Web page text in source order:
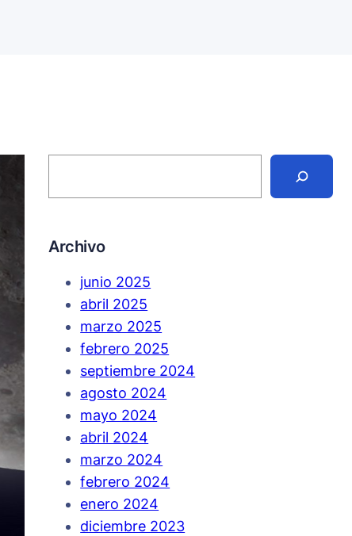
S
r
Archivo
junio 2025
abril 2025
marzo 2025
febrero 2025
septiembre 2024
agosto 2024
mayo 2024
abril 2024
marzo 2024
febrero 2024
enero 2024
diciembre 2023